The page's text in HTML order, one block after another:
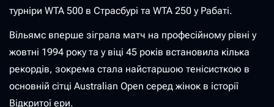
турніри WTA 500 в Страсбурі та WTA 250 у Рабаті.
Вільямс вперше зіграла матч на професійному рівні у
жовтні 1994 року та у віці 45 років встановила кілька
рекордів, зокрема стала найстаршою тенісисткою в
основній сітці Australian Open серед жінок в історії
Відкритої ери.